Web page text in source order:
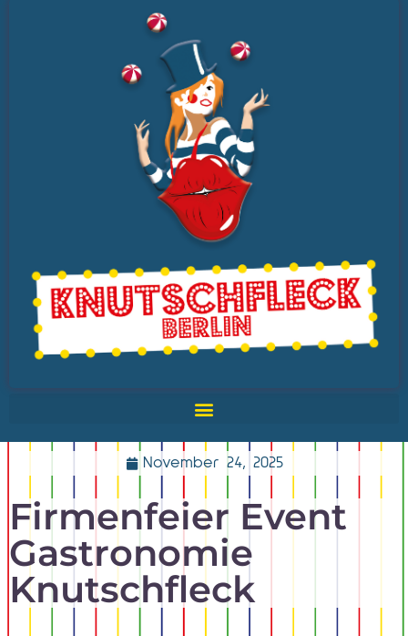
November 24, 2025
Firmenfeier Event
Gastronomie
Knutschfleck